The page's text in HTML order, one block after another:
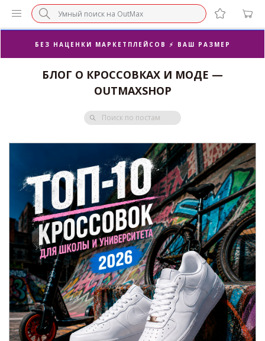
БЕЗ НАЦЕНКИ МАРКЕТПЛЕЙСОВ ⚡ ВАШ РАЗМЕР
ПОСЛЕДНИЕ РАЗМЕРЫ ОТ 1500₽⚡️
СУПЕРАКЦИЯ 🔥 2-Я ПАРА -50%
БЛОГ О КРОССОВКАХ И МОДЕ —
OUTMAXSHOP